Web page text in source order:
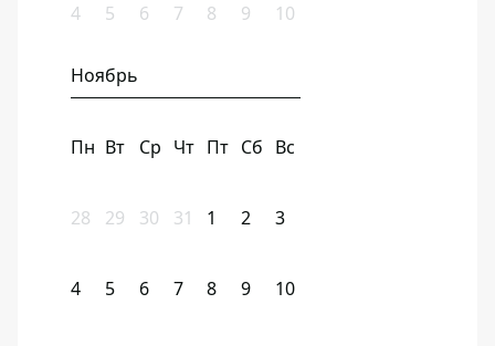
4 5 6 7 8 9 10
Ноябрь
Пн Вт Ср Чт Пт Сб Вс
28 29 30 31 1 2 3
4 5 6 7 8 9 10